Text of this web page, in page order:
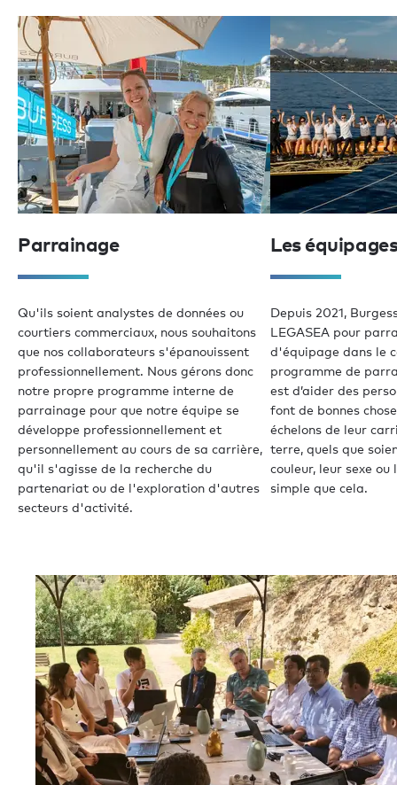
Parrainage
Qu'ils soient analystes de données ou
courtiers commerciaux, nous souhaitons
que nos collaborateurs s'épanouissent
professionnellement. Nous gérons donc
notre propre programme interne de
parrainage pour que notre équipe se
développe professionnellement et
personnellement au cours de sa carrière,
qu'il s'agisse de la recherche du
partenariat ou de l'exploration d'autres
secteurs d'activité.
Les
Depuis 2021,
LEGASEA pour
d'équipage dans le
programme de
est d’aider des
font de bonnes
échelons de leur
terre, quels que
couleur, leur sexe
simple que cela.